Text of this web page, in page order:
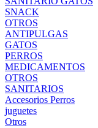
SNACK
OTROS
ANTIPULGAS
GATOS
PERROS
MEDICAMENTOS
OTROS
SANITARIOS
Accesorios Perros
juguetes
Otros